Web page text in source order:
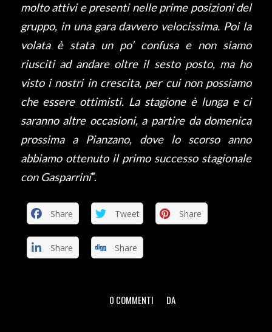
molto attivi e presenti nelle prime posizioni del
gruppo, in una gara davvero velocissima. Poi la
volata è stata un po’ confusa e non siamo
riusciti ad andare oltre il sesto posto, ma ho
visto i nostri in crescita, per cui non possiamo
che essere ottimisti. La stagione è lunga e ci
saranno altre occasioni, a partire da domenica
prossima a Pianzano, dove lo scorso anno
abbiamo ottenuto il primo successo stagionale
con Gasparrini”.
Share Tweet Share
Share Share
0 COMMENTI
/ DA